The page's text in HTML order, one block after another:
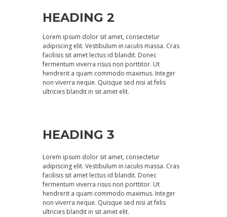
HEADING 2
Lorem ipsum dolor sit amet, consectetur
adipiscing elit. Vestibulum in iaculis massa. Cras
facilisis sit amet lectus id blandit. Donec
fermentum viverra risus non porttitor. Ut
hendrerit a quam commodo maximus. Integer
non viverra neque. Quisque sed nisi at felis
ultricies blandit in sit amet elit.
HEADING 3
Lorem ipsum dolor sit amet, consectetur
adipiscing elit. Vestibulum in iaculis massa. Cras
facilisis sit amet lectus id blandit. Donec
fermentum viverra risus non porttitor. Ut
hendrerit a quam commodo maximus. Integer
non viverra neque. Quisque sed nisi at felis
ultricies blandit in sit amet elit.